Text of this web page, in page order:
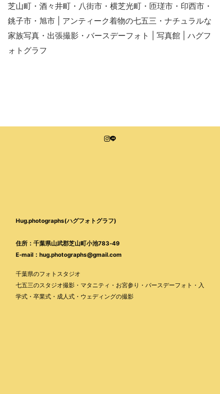
芝山町・酒々井町・八街市・横芝光町・匝瑳市・印西市・
銚子市・旭市 | アンティーク着物の七五三・ナチュラルな
家族写真・出張撮影・バースデーフォト | 写真館 | ハグフ
ォトグラフ
Hug.photographs(ハグフォトグラフ)
住所：千葉県山武郡芝山町小池783-49
E-mail：hug.photographs@gmail.com
千葉県のフォトスタジオ
七五三のスタジオ撮影・マタニティ・お宮参り・バースデーフォト・入
学式・卒業式・成人式・ウェディングの撮影